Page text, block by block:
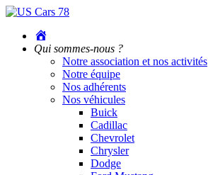
Qui sommes-nous ?
Notre association et nos activités
Notre équipe
Nos adhérents
Nos véhicules
Buick
Cadillac
Chevrolet
Chrysler
Dodge